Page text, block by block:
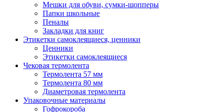
Мешки для обуви, сумки-шопперы
Папки школьные
Пеналы
Закладки для книг
Этикетки самоклеящиеся, ценники
Ценники
Этикетки самоклеящиеся
Чековая термолента
Термолента 57 мм
Термолента 80 мм
Диаметровая термолента
Упаковочные материалы
Гофрокороба